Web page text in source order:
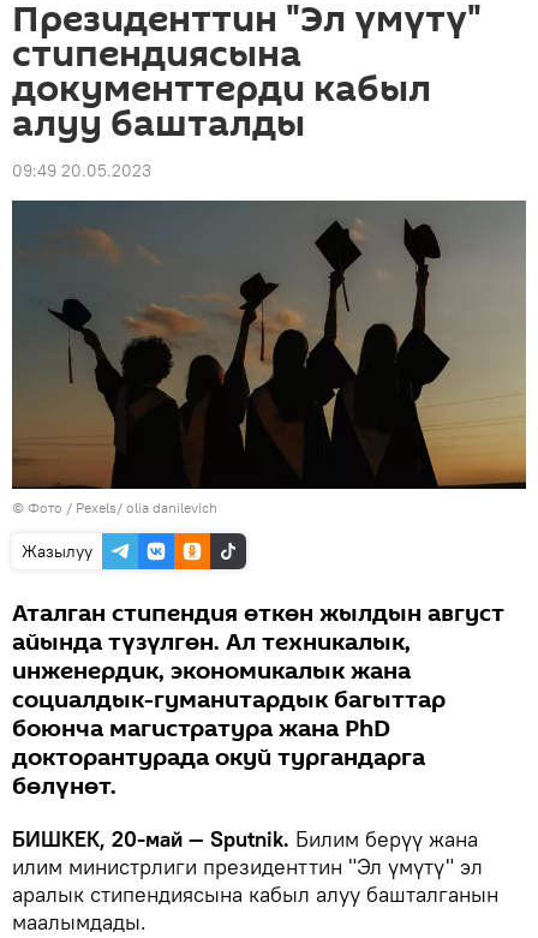
Президенттин "Эл үмүтү"
стипендиясына
документтерди кабыл
алуу башталды
09:49 20.05.2023
© Фото / Pexels/ olia danilevich
Жазылуу
Аталган стипендия өткөн жылдын август
айында түзүлгөн. Ал техникалык,
инженердик, экономикалык жана
социалдык-гуманитардык багыттар
боюнча магистратура жана PhD
докторантурада окуй тургандарга
бөлүнөт.
БИШКЕК, 20-май — Sputnik. Билим берүү жана
илим министрлиги президенттин "Эл үмүтү" эл
аралык стипендиясына кабыл алуу башталганын
маалымдады.